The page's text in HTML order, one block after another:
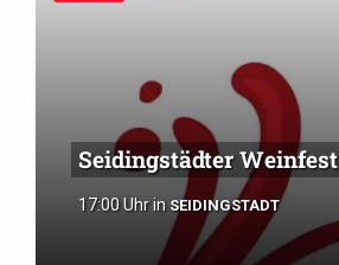
Seidingstädter Weinfest
17:00 Uhrin SEIDINGSTADT